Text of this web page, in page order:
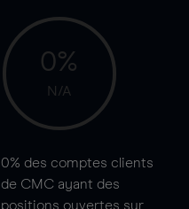
0%
N/A
0% des comptes clients
de CMC ayant des
positions ouvertes sur